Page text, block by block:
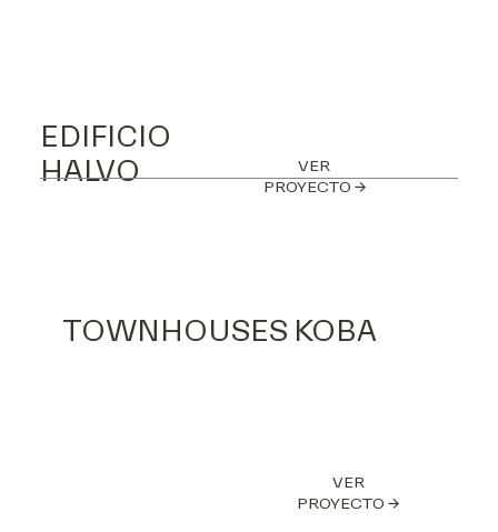
EDIFICIO
HALVO
VER
PROYECTO →
TOWNHOUSES KOBA
VER
PROYECTO →